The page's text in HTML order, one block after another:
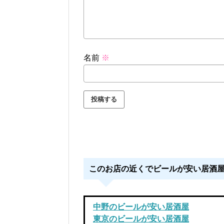
名前 ※
このお店の近くでビールが安い居酒
中野のビールが安い居酒屋
東京のビールが安い居酒屋